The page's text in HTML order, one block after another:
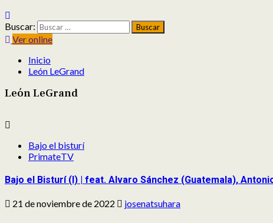
Buscar:
Ver online
Inicio
León LeGrand
León LeGrand
Bajo el bisturí
PrimateTV
Bajo el Bisturí (I) | feat. Alvaro Sánchez (Guatemala),
21 de noviembre de 2022 josenatsuhara